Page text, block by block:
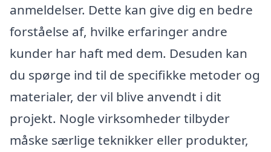
anmeldelser. Dette kan give dig en bedre
forståelse af, hvilke erfaringer andre
kunder har haft med dem. Desuden kan
du spørge ind til de specifikke metoder og
materialer, der vil blive anvendt i dit
projekt. Nogle virksomheder tilbyder
måske særlige teknikker eller produkter,